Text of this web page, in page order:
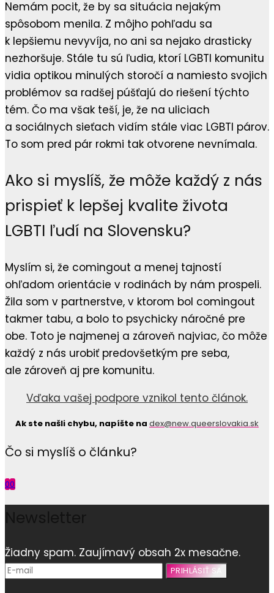
Nemám pocit, že by sa situácia nejakým
spôsobom menila. Z môjho pohľadu sa
k lepšiemu nevyvíja, no ani sa nejako drasticky
nezhoršuje. Stále tu sú ľudia, ktorí LGBTI komunitu
vidia optikou minulých storočí a namiesto svojich
problémov sa radšej púšťajú do riešení týchto
tém. Čo ma však teší, je, že na uliciach
a sociálnych sieťach vidím stále viac LGBTI párov.
To som pred pár rokmi tak otvorene nevnímala.
Ako si myslíš, že môže každý z nás
prispieť k lepšej kvalite života
LGBTI ľudí na Slovensku?
Myslím si, že comingout a menej tajností
ohľadom orientácie v rodinách by nám prospeli.
Žila som v partnerstve, v ktorom bol comingout
takmer tabu, a bolo to psychicky náročné pre
obe. Toto je najmenej a zároveň najviac, čo môže
každý z nás urobiť predovšetkým pre seba,
ale zároveň aj pre komunitu.
Vďaka vašej podpore vznikol tento článok.
Ak ste našli chybu, napíšte na dex@new.queerslovakia.sk
Čo si myslíš o článku?
00
Žiadny spam. Zaujímavý obsah 2x mesačne.